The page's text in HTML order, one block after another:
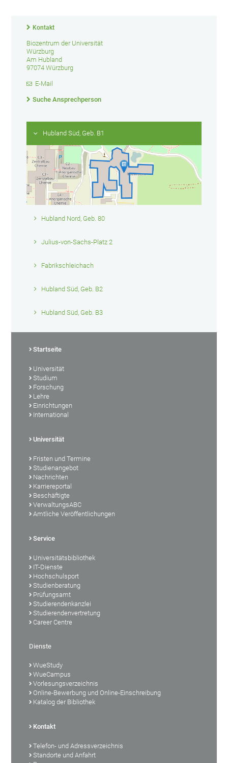
Kontakt
Biozentrum der Universität
Würzburg
Am Hubland
97074 Würzburg
E-Mail
Suche Ansprechperson
Hubland Süd, Geb. B1
Hubland Nord, Geb. 80
Julius-von-Sachs-Platz 2
Fabrikschleichach
Hubland Süd, Geb. B2
Hubland Süd, Geb. B3
Startseite
Universität
Studium
Forschung
Lehre
Einrichtungen
International
Universität
Fristen und Termine
Studienangebot
Nachrichten
Karriereportal
Beschäftigte
VerwaltungsABC
Amtliche Veröffentlichungen
Service
Universitätsbibliothek
IT-Dienste
Hochschulsport
Studienberatung
Prüfungsamt
Studierendenkanzlei
Studierendenvertretung
Career Centre
Dienste
WueStudy
WueCampus
Vorlesungsverzeichnis
Online-Bewerbung und Online-Einschreibung
Katalog der Bibliothek
Kontakt
Telefon- und Adressverzeichnis
Standorte und Anfahrt